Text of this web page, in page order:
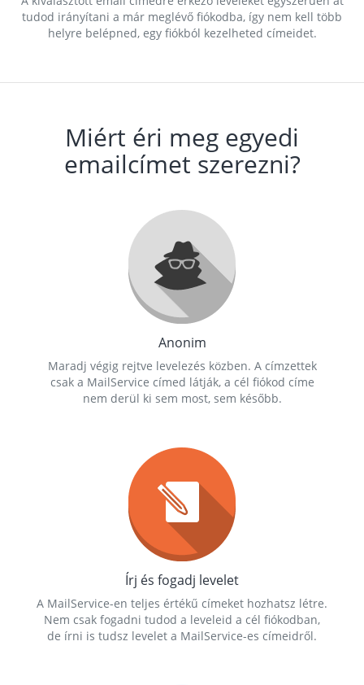
tudod irányítani a már meglévő fiókodba, így nem kell több
helyre belépned, egy fiókból kezelheted címeidet.
Miért éri meg egyedi
emailcímet szerezni?
Anonim
Maradj végig rejtve levelezés közben. A címzettek
csak a MailService címed látják, a cél fiókod címe
nem derül ki sem most, sem később.
Írj és fogadj levelet
A MailService-en teljes értékű címeket hozhatsz létre.
Nem csak fogadni tudod a leveleid a cél fiókodban,
de írni is tudsz levelet a MailService-es címeidről.